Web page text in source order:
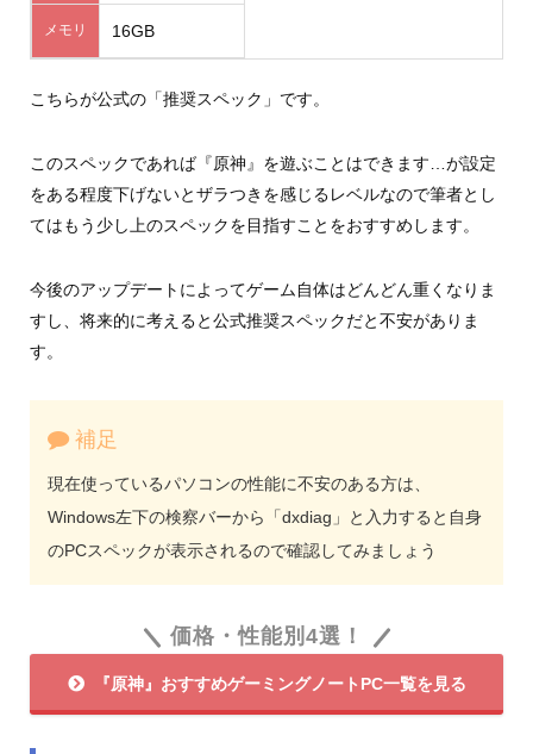
メモリ 16GB
こちらが公式の「推奨スペック」です。
このスペックであれば『原神』を遊ぶことはできます…が設定
をある程度下げないとザラつきを感じるレベルなので筆者とし
てはもう少し上のスペックを目指すことをおすすめします。
今後のアップデートによってゲーム自体はどんどん重くなりま
すし、将来的に考えると公式推奨スペックだと不安がありま
す。
補足
現在使っているパソコンの性能に不安のある方は、
Windows左下の検察バーから「dxdiag」と入力すると自身
のPCスペックが表示されるので確認してみましょう
価格・性能別4選！
『原神』おすすめゲーミングノートPC一覧を見る